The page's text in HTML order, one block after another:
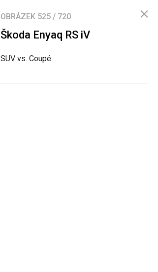
OBRÁZEK 525 / 720
Škoda Enyaq RS iV
SUV vs. Coupé